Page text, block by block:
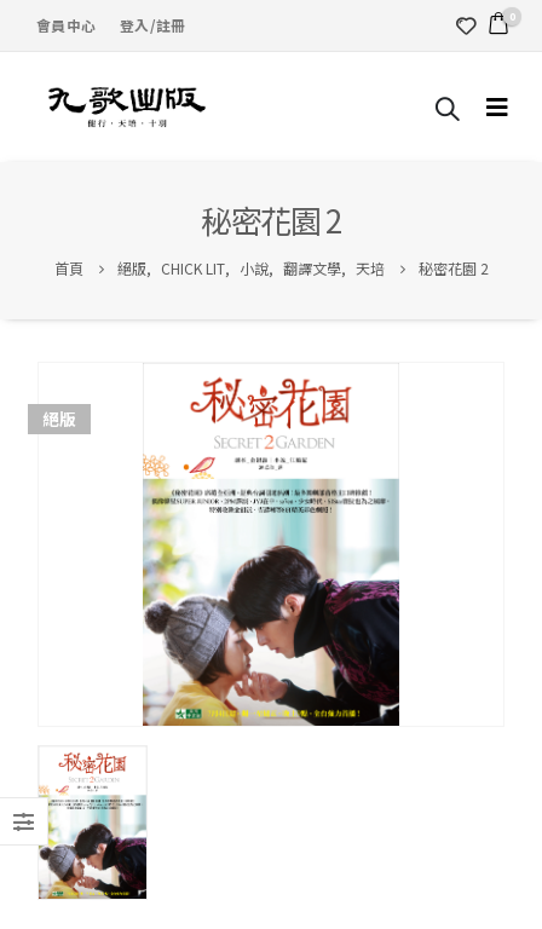
會員中心 登入/註冊 0
秘密花園 2
首頁 絕版, CHICK LIT, 小說, 翻譯文學, 天培 秘密花園 2
絕版